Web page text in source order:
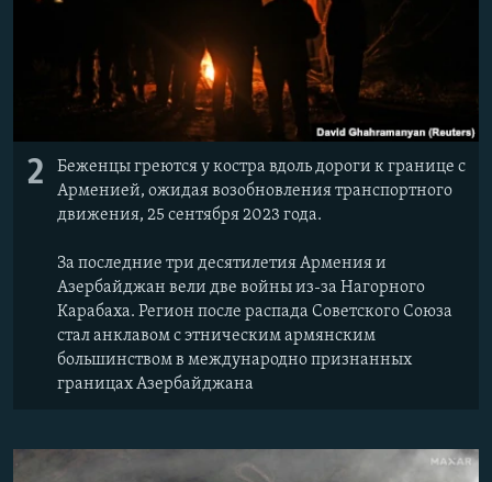
2
Беженцы греются у костра вдоль дороги к границе с
Арменией, ожидая возобновления транспортного
движения, 25 сентября 2023 года.
За последние три десятилетия Армения и
Азербайджан вели две войны из-за Нагорного
Карабаха. Регион после распада Советского Союза
стал анклавом с этническим армянским
большинством в международно признанных
границах Азербайджана